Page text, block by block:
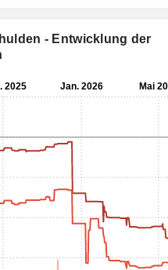
- Entwicklung der